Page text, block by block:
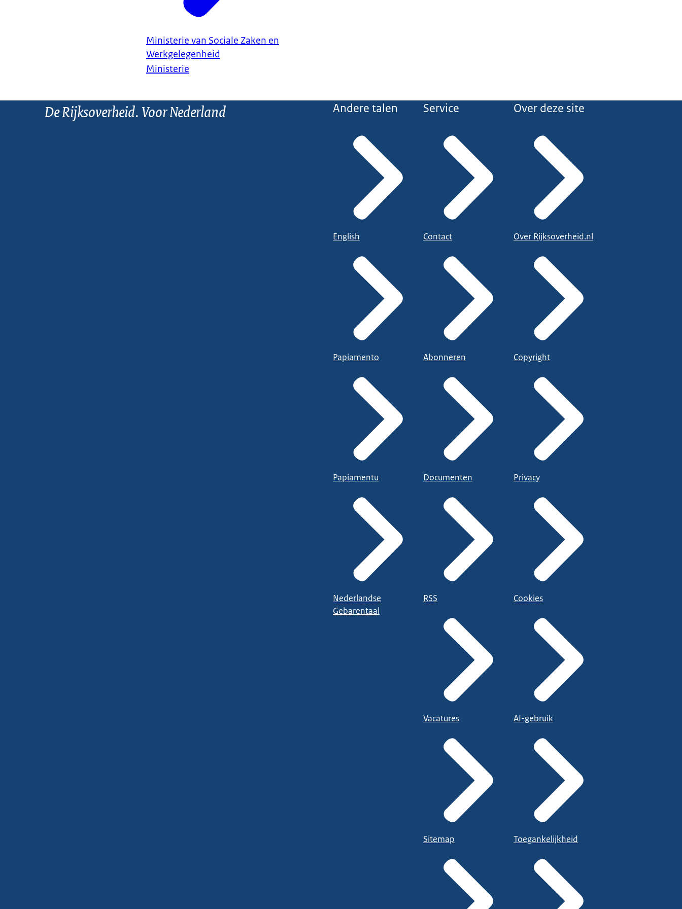
Ministerie van Sociale Zaken en
Werkgelegenheid
Ministerie
De Rijksoverheid. Voor Nederland Andere talen
English
Papiamento
Papiamentu
Nederlandse
Gebarentaal
Service
Contact
Abonneren
Documenten
RSS
Vacatures
Sitemap
Over deze site
Over Rijksoverheid.nl
Copyright
Privacy
Cookies
AI-gebruik
Toegankelijkheid